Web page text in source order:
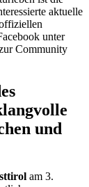
aktuelle
unter
Community
und
am 3.